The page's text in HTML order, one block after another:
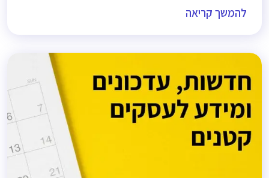
להמשך קריאה